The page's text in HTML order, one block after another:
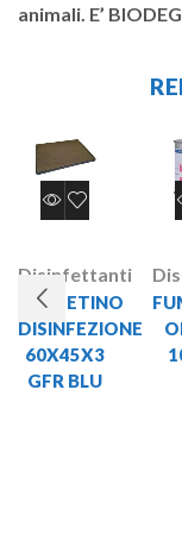
animali. E’
Disinfettanti
TAPPETINO
DISINFEZIONE
60X45X3
GFR BLU